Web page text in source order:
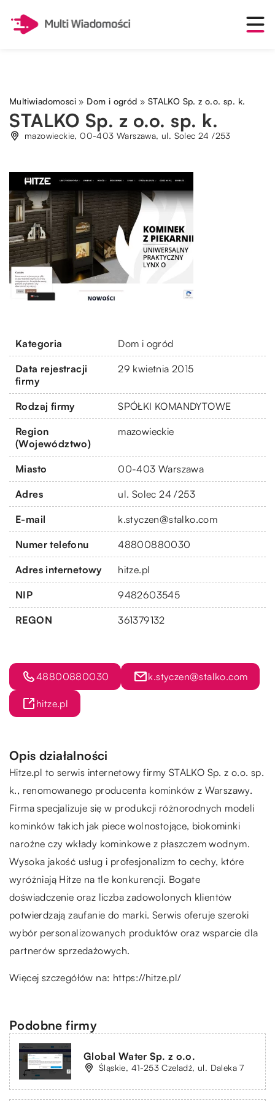
Multiwiadomosci » Dom i ogród » STALKO Sp. z o.o. sp. k.
STALKO Sp. z o.o. sp. k.
mazowieckie, 00-403 Warszawa, ul. Solec 24 /253
Kategoria Dom i ogród
Data rejestracji
firmy
29 kwietnia 2015
Rodzaj firmy SPÓŁKI KOMANDYTOWE
Region
(Województwo)
mazowieckie
Miasto 00-403 Warszawa
Adres ul. Solec 24 /253
E-mail k.styczen@stalko.com
Numer telefonu 48800880030
Adres internetowy hitze.pl
NIP 9482603545
REGON 361379132
48800880030 k.styczen@stalko.com
hitze.pl
Opis działalności
Hitze.pl to serwis internetowy firmy STALKO Sp. z o.o. sp.
k., renomowanego producenta kominków z Warszawy.
Firma specjalizuje się w produkcji różnorodnych modeli
kominków takich jak piece wolnostojące, biokominki
narożne czy wkłady kominkowe z płaszczem wodnym.
Wysoka jakość usług i profesjonalizm to cechy, które
wyróżniają Hitze na tle konkurencji. Bogate
doświadczenie oraz liczba zadowolonych klientów
potwierdzają zaufanie do marki. Serwis oferuje szeroki
wybór personalizowanych produktów oraz wsparcie dla
partnerów sprzedażowych.
Więcej szczegółów na: https://hitze.pl/
Podobne firmy
Global Water Sp. z o.o.
Śląskie, 41-253 Czeladź, ul. Daleka 7